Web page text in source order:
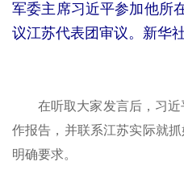
军委主席习近平参加他所
议江苏代表团审议。新华
在听取大家发言后，习近
作报告，并联系江苏实际就
明确要求。